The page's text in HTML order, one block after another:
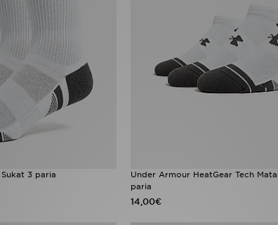
3 paria
Under Armour HeatGear Tech
paria
14,00€